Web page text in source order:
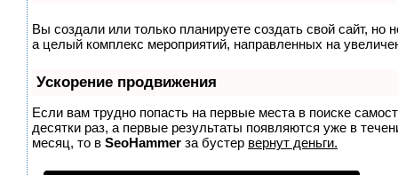
Вы создали или только планируете создать свой сайт, но
а целый комплекс мероприятий, направленных на
Ускорение продвижения
Если вам трудно попасть на первые места в поиске
десятки раз, а первые результаты появляются уже в
месяц, то в SeoHammer за бустер вернут деньги.